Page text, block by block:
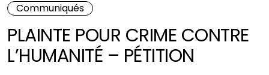
Communiqués
PLAINTE POUR CRIME CONTRE
L’HUMANITÉ – PÉTITION